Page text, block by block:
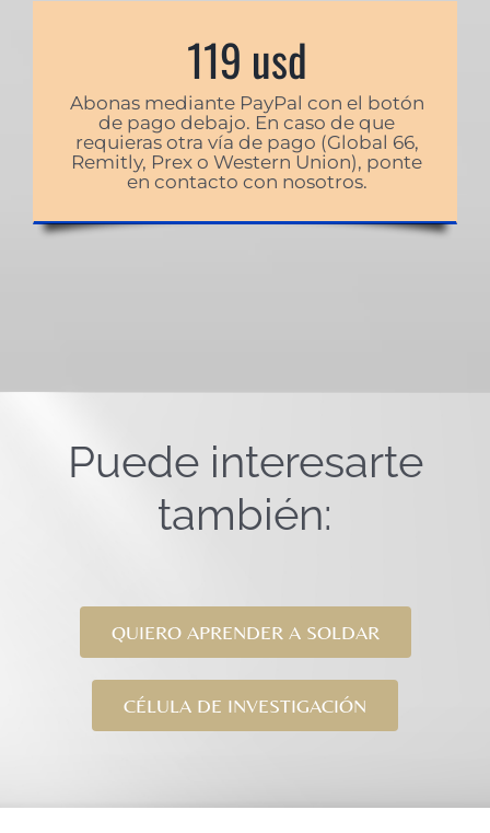
119 usd
Abonas mediante PayPal con el botón
de pago debajo. En caso de que
requieras otra vía de pago (Global 66,
Remitly, Prex o Western Union), ponte
en contacto con nosotros.
Puede interesarte
también:
QUIERO APRENDER A SOLDAR
CÉLULA DE INVESTIGACIÓN